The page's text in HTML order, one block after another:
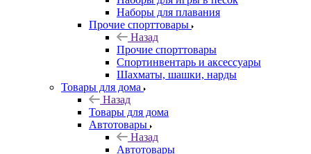
Наборы для плавания
Прочие спорттовары
Назад
Прочие спорттовары
Спортинвентарь и аксессуары
Шахматы, шашки, нарды
Товары для дома
Назад
Товары для дома
Автотовары
Назад
Автотовары